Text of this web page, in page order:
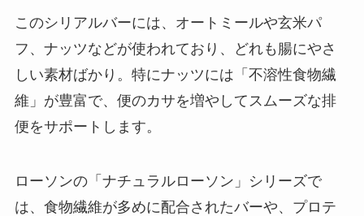
このシリアルバーには、オートミールや玄米パ
フ、ナッツなどが使われており、どれも腸にやさ
しい素材ばかり。特にナッツには「不溶性食物繊
維」が豊富で、便のカサを増やしてスムーズな排
便をサポートします。
ローソンの「ナチュラルローソン」シリーズで
は、食物繊維が多めに配合されたバーや、プロテ